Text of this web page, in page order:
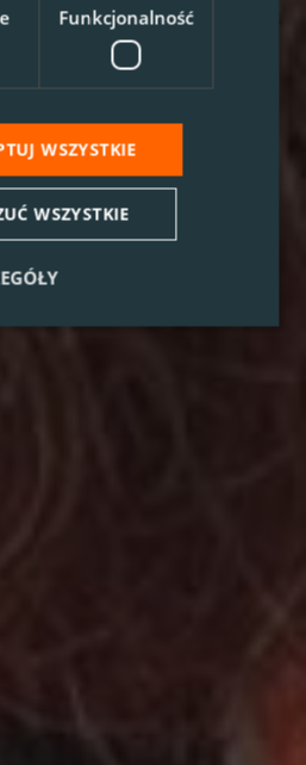
Funkcjonalność
WSZYSTKIE
WSZYSTKIE